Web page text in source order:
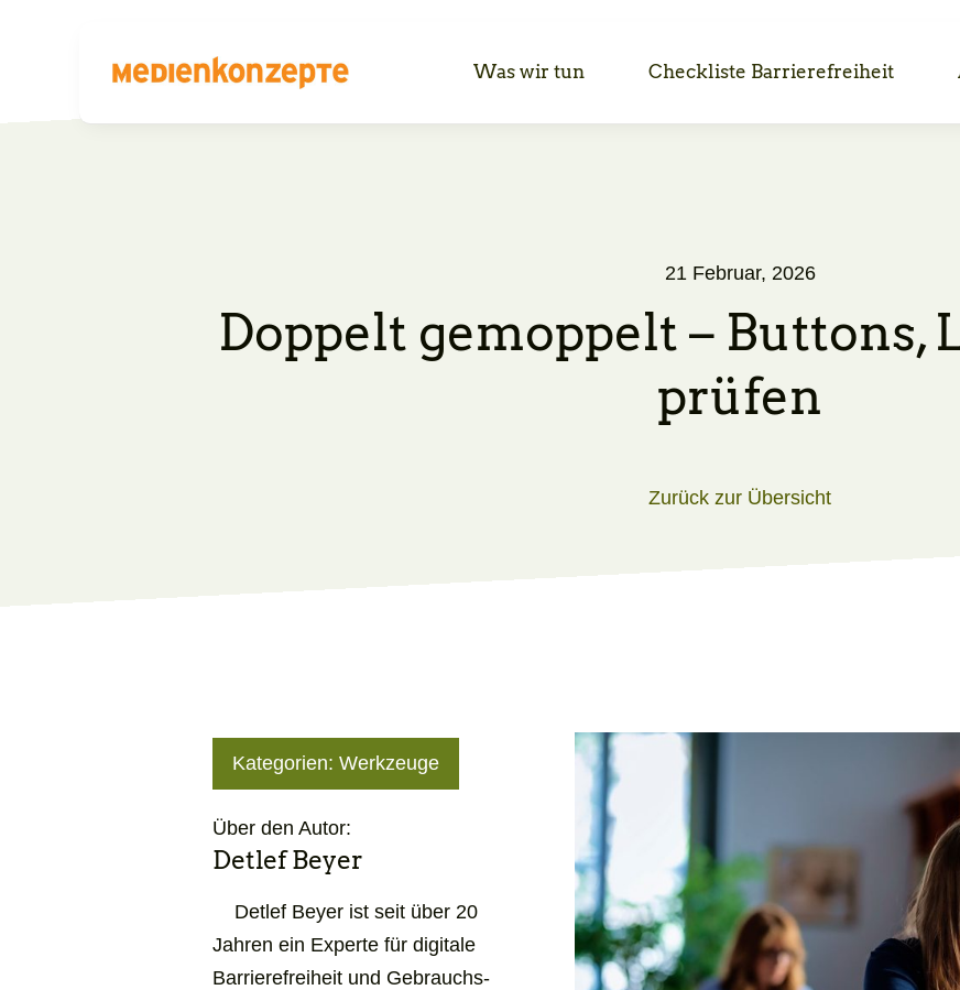
Was wir tun Checkliste Barrierefreiheit
21 Februar, 2026
Doppelt gemoppelt – Buttons,
prüfen
Zurück zur Übersicht
Kategorien: Werkzeuge
Über den Autor:
Detlef Beyer
Detlef Beyer ist seit über 20
Jahren ein Experte für digitale
Barrierefreiheit und Gebrauchs­­